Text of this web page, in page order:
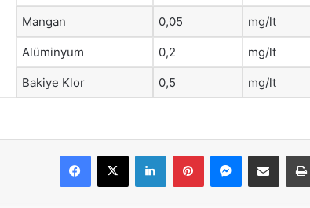
Mangan 0,05 mg/lt
Alüminyum 0,2 mg/lt
Bakiye Klor 0,5 mg/lt
Facebook
X LinkedInPinterestMessenger
E-Mail ile paylaş